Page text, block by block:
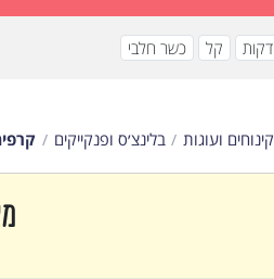
קל כשר חלבי
קינוחים ועוגות בלינצ׳ס ופנקייקים